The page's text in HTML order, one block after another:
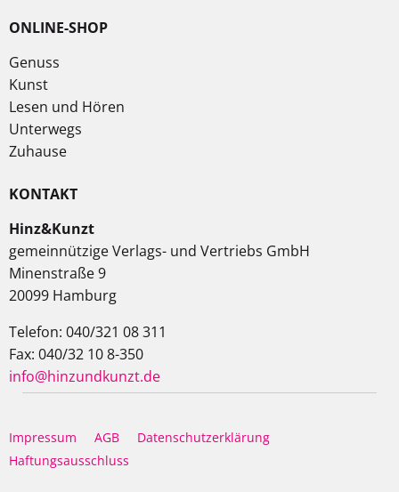
ONLINE-SHOP
Genuss
Kunst
Lesen und Hören
Unterwegs
Zuhause
KONTAKT
Hinz&Kunzt
gemeinnützige Verlags- und Vertriebs GmbH
Minenstraße 9
20099 Hamburg
Telefon: 040/321 08 311
Fax: 040/32 10 8-350
info@hinzundkunzt.de
Impressum AGB
Datenschutzerklärung
Haftungsausschluss